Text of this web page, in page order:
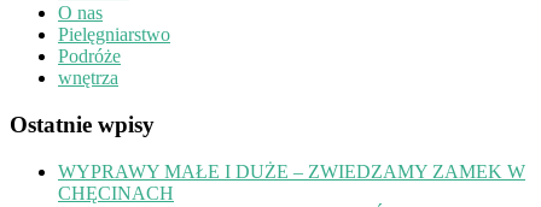
O nas
Pielęgniarstwo
Podróże
wnętrza
Ostatnie wpisy
WYPRAWY MAŁE I DUŻE – ZWIEDZAMY ZAMEK W
CHĘCINACH